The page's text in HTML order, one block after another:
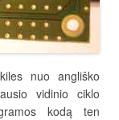
nuo angliško
vidinio ciklo
kodą ten